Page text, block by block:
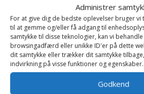
Administrer
For at give dig de bedste oplevelser bruger
til at gemme og/eller få adgang til
samtykke til disse teknologier, kan vi
browsingadfærd eller unikke ID'er på dette
dit samtykke eller trækker dit samtykke
indvirkning på visse funktioner og egenskaber.
Godkend
specialiserede undersøgelser for
forebygge sygdom.
HUNDE